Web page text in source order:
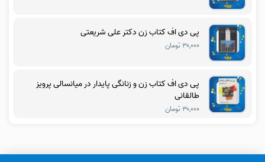
پی دی اف کتاب زن دکتر علی شریعتی
۳۰,۰۰۰ تومان
پی دی اف کتاب زن و زنانگی پایدار در میانسالی پرویز
طالقانی
۳۰,۰۰۰ تومان